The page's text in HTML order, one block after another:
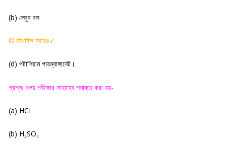
(b) লেবুর রস
© মিথাইল অরেঞ্জ✓
(d) পটাশিয়াম পারম্যাঙ্গানেট ।
প্রশ্নঃ বলয় পরীক্ষার সাহায্যে শনাক্ত করা হয়-
(a) HCI
(b) H₂SO₄